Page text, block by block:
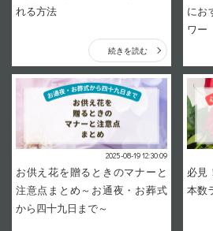
れる方法
続きを読む
にお
ワー
2025-08-19 12:30:09
お供え花を贈るときのマナーと
注意点まとめ～お通夜・お葬式
から四十九日まで～
必見
本数